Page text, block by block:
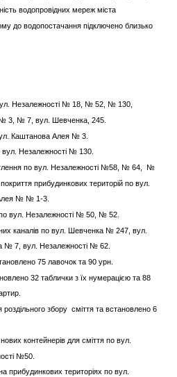
водопровідних мереж міста
до водопостачання підключено близько
по вул. Незалежності № 18, № 52, № 130,
3, № 7, вул. Шевченка, 245.
Каштанова Алея № 3.
вул. Незалежності № 130.
по вул. Незалежності №58, № 64, №
прибудинкових територій по вул.
№ № 1-3.
вул. Незалежності № 50, № 52.
каналів по вул. Шевченка № 247, вул.
№ 7, вул. Незалежності № 62.
75 лавочок та 90 урн.
32 таблички з їх нумерацією та 88
збору сміття та встановлено 6
контейнерів для сміття по вул.
№50.
прибудинкових територіях по вул.